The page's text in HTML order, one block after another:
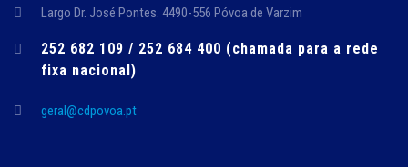
Largo Dr. José Pontes. 4490-556 Póvoa de Varzim
252 682 109 / 252 684 400 (chamada para a rede
fixa nacional)
geral@cdpovoa.pt